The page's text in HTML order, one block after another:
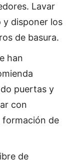
Lavar
y disponer los
de basura.
han
puertas y
con
formación de
de